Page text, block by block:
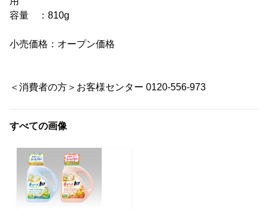
容量 ：810g
小売価格：オープン価格
＜消費者の方＞お客様センター 0120-556-973
すべての画像